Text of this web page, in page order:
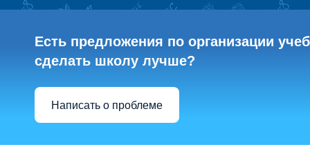
Есть предложения по организации
сделать школу лучше?
Написать о проблеме